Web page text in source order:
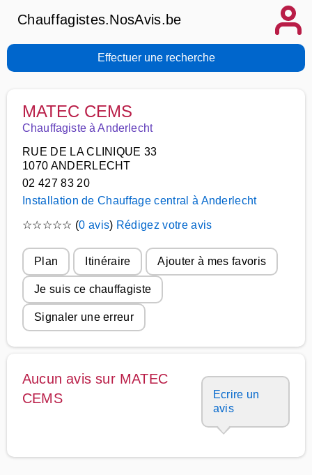
Chauffagistes.NosAvis.be
Effectuer une recherche
MATEC CEMS
Chauffagiste à Anderlecht
RUE DE LA CLINIQUE 33
1070 ANDERLECHT
02 427 83 20
Installation de Chauffage central à Anderlecht
☆☆☆☆☆ (0 avis) Rédigez votre avis
Plan Itinéraire Ajouter à mes favoris
Je suis ce chauffagiste
Signaler une erreur
Aucun avis sur MATEC
CEMS
Ecrire un
avis